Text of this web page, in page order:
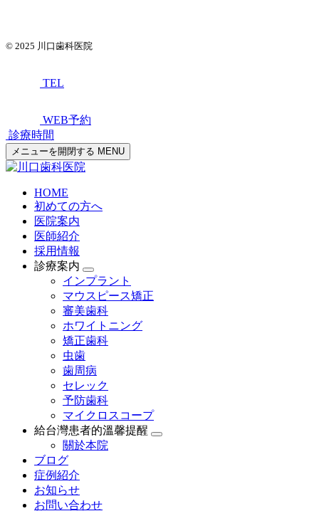
© 2025 川口歯科医院
TEL
WEB予約
診療時間
メニューを開閉する MENU
HOME
初めての方へ
医院案内
医師紹介
採用情報
診療案内
インプラント
マウスピース矯正
審美歯科
ホワイトニング
矯正歯科
虫歯
歯周病
セレック
予防歯科
マイクロスコープ
給台灣患者的溫馨提醒
關於本院
ブログ
症例紹介
お知らせ
お問い合わせ